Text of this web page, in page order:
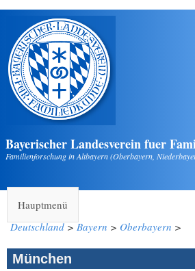
Direkt zum Inhalt
Bayerischer Landesverein fuer
Familienforschung in Altbayern (Oberbayern,
Hauptmenü
Deutschland>Bayern > Oberbayern >
München